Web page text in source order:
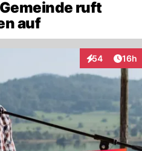
ruft
auf
54
Interaktionen
16h